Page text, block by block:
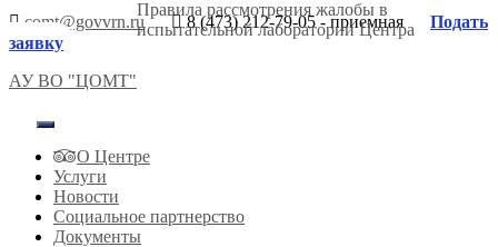
comt@govvrn.ru 8 (473) 212-79-05 - приемная
Подать
заявку
АУ ВО "ЦОМТ"
Переключить
навигацию
О Центре
Услуги
Новости
Социальное партнерство
Документы
Правила рассмотрения жалобы в
испытательной лаборатории Центра